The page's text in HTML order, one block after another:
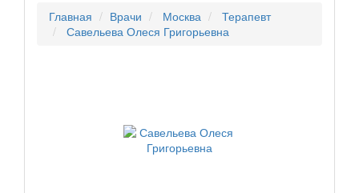
Главная Врачи Москва
Терапевт
Савельева Олеся Григорьевна